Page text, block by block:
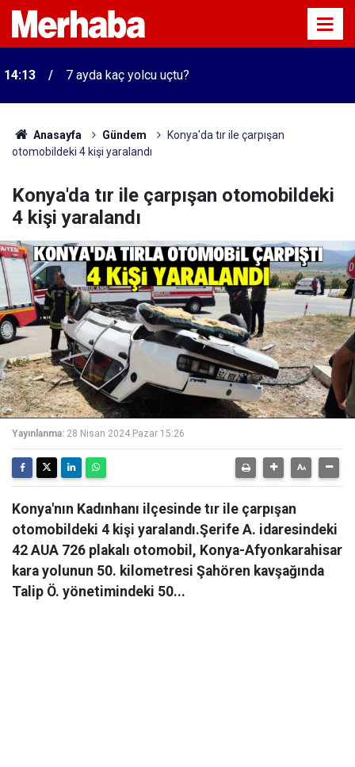
14:13 7 ayda kaç yolcu uçtu?
Anasayfa Gündem
Konya'da tır ile çarpışan
otomobildeki 4 kişi yaralandı
Konya'da tır ile çarpışan otomobildeki
4 kişi yaralandı
Yayınlanma: 28 Nisan 2024 Pazar 15:26
Konya'nın Kadınhanı ilçesinde tır ile çarpışan
otomobildeki 4 kişi yaralandı.Şerife A. idaresindeki
42 AUA 726 plakalı otomobil, Konya-Afyonkarahisar
kara yolunun 50. kilometresi Şahören kavşağında
Talip Ö. yönetimindeki 50...